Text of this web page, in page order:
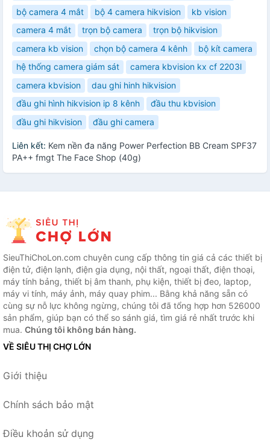
bộ camera 4 mắt
bộ 4 camera hikvision
kb vision
camera 4 mắt
trọn bộ camera
trọn bộ hikvision
camera kb vision
chọn bộ camera 4 kênh
bộ kít camera
hệ thống camera giám sát
camera kbvision kx cf 2203l
camera kbvision
dau ghi hinh hikvision
đầu ghi hình hikvision ip 8 kênh
đầu thu kbvision
đầu ghi hikvision
đầu ghi camera
Liên kết: Kem nền đa năng Power Perfection BB Cream SPF37
PA++ fmgt The Face Shop (40g)
SieuThiChoLon.com chuyên cung cấp thông tin giá cả các thiết bị
điện tử, điện lạnh, điện gia dụng, nội thất, ngoại thất, điện thoại,
máy tính bảng, thiết bị âm thanh, phụ kiện, thiết bị đeo, laptop,
máy vi tính, máy ảnh, máy quay phim... Bằng khả năng sẵn có
cùng sự nỗ lực không ngừng, chúng tôi đã tổng hợp hơn 526000
sản phẩm, giúp bạn có thể so sánh giá, tìm giá rẻ nhất trước khi
mua. Chúng tôi không bán hàng.
VỀ SIÊU THỊ CHỢ LỚN
Giới thiệu
Chính sách bảo mật
Điều khoản sử dụng